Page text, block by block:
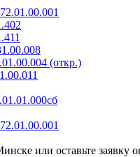
(откр.)
или оставьте заявку